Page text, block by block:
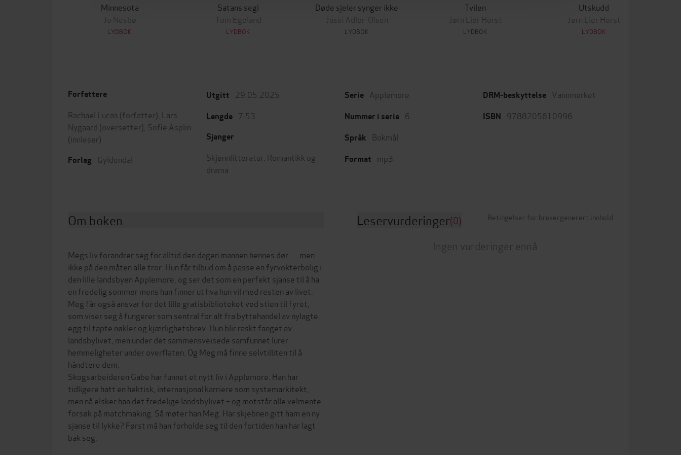
Minnesota
Jo Nesbø
LYDBOK
Satans segl
Tom Egeland
LYDBOK
Døde sjeler synger ikke
Jussi Adler-Olsen
LYDBOK
Tvilen
Jørn Lier Horst
LYDBOK
Utskudd
Jørn Lier Horst
LYDBOK
Forfattere
Rachael Lucas (forfatter),
Lars
Nygaard (oversetter), Sofie Asplin
(innleser)
Forlag Gyldendal
Utgitt 29.05.2025
Lengde 7:53
Sjanger
Skjønnlitteratur Romantikk og
drama
Serie Applemore
Nummer i serie 6
Språk Bokmål
Format mp3
DRM-beskyttelse Vannmerket
ISBN 9788205610996
Om boken
Megs liv forandrer seg for alltid den dagen mannen hennes dør … men
ikke på den måten alle tror. Hun får tilbud om å passe en fyrvokterbolig i
den lille landsbyen Applemore, og ser det som en perfekt sjanse til å ha
en fredelig sommer mens hun finner ut hva hun vil med resten av livet.
Meg får også ansvar for det lille gratisbiblioteket ved stien til fyret,
som viser seg å fungerer som sentral for alt fra byttehandel av nylagte
egg til tapte nøkler og kjærlighetsbrev. Hun blir raskt fanget av
landsbylivet, men under det sammensveisede samfunnet lurer
hemmeligheter under overflaten. Og Meg må finne selvtilliten til å
håndtere dem.
Skogsarbeideren Gabe har funnet et nytt liv i Applemore. Han har
tidligere hatt en hektisk, internasjonal karriere som systemarkitekt,
men nå elsker han det fredelige landsbylivet – og motstår alle velmente
forsøk på matchmaking. Så møter han Meg. Har skjebnen gitt ham en ny
sjanse til lykke? Først må han forholde seg til den fortiden han har lagt
bak seg.
Leservurderinger(0) Betingelser for brukergenerert innhold
Ingen vurderinger ennå